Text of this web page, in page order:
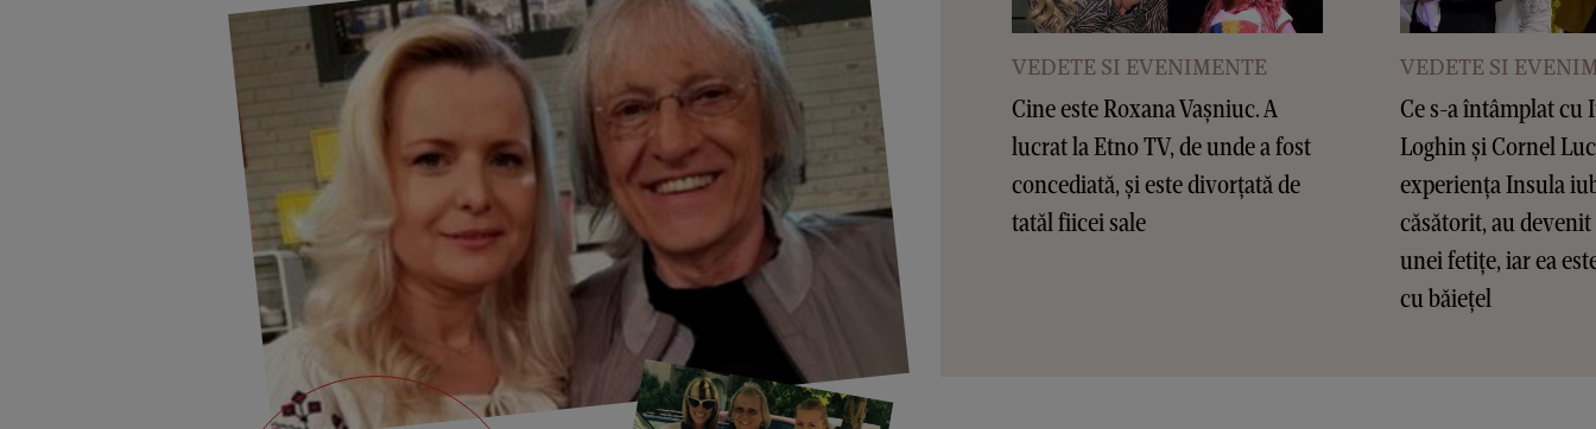
VEDETE SI EVENIMENTE
Cine este Roxana Vașniuc. A
lucrat la Etno TV, de unde a fost
concediată, și este divorțată de
tatăl fiicei sale
VEDETE SI
Ce s-a întâmplat cu
Loghin și Cornel
experiența Insula
căsătorit, au
unei fetițe, iar ea
cu băiețel